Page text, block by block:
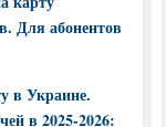
Для абонентов
в Украине.
в 2025-2026: